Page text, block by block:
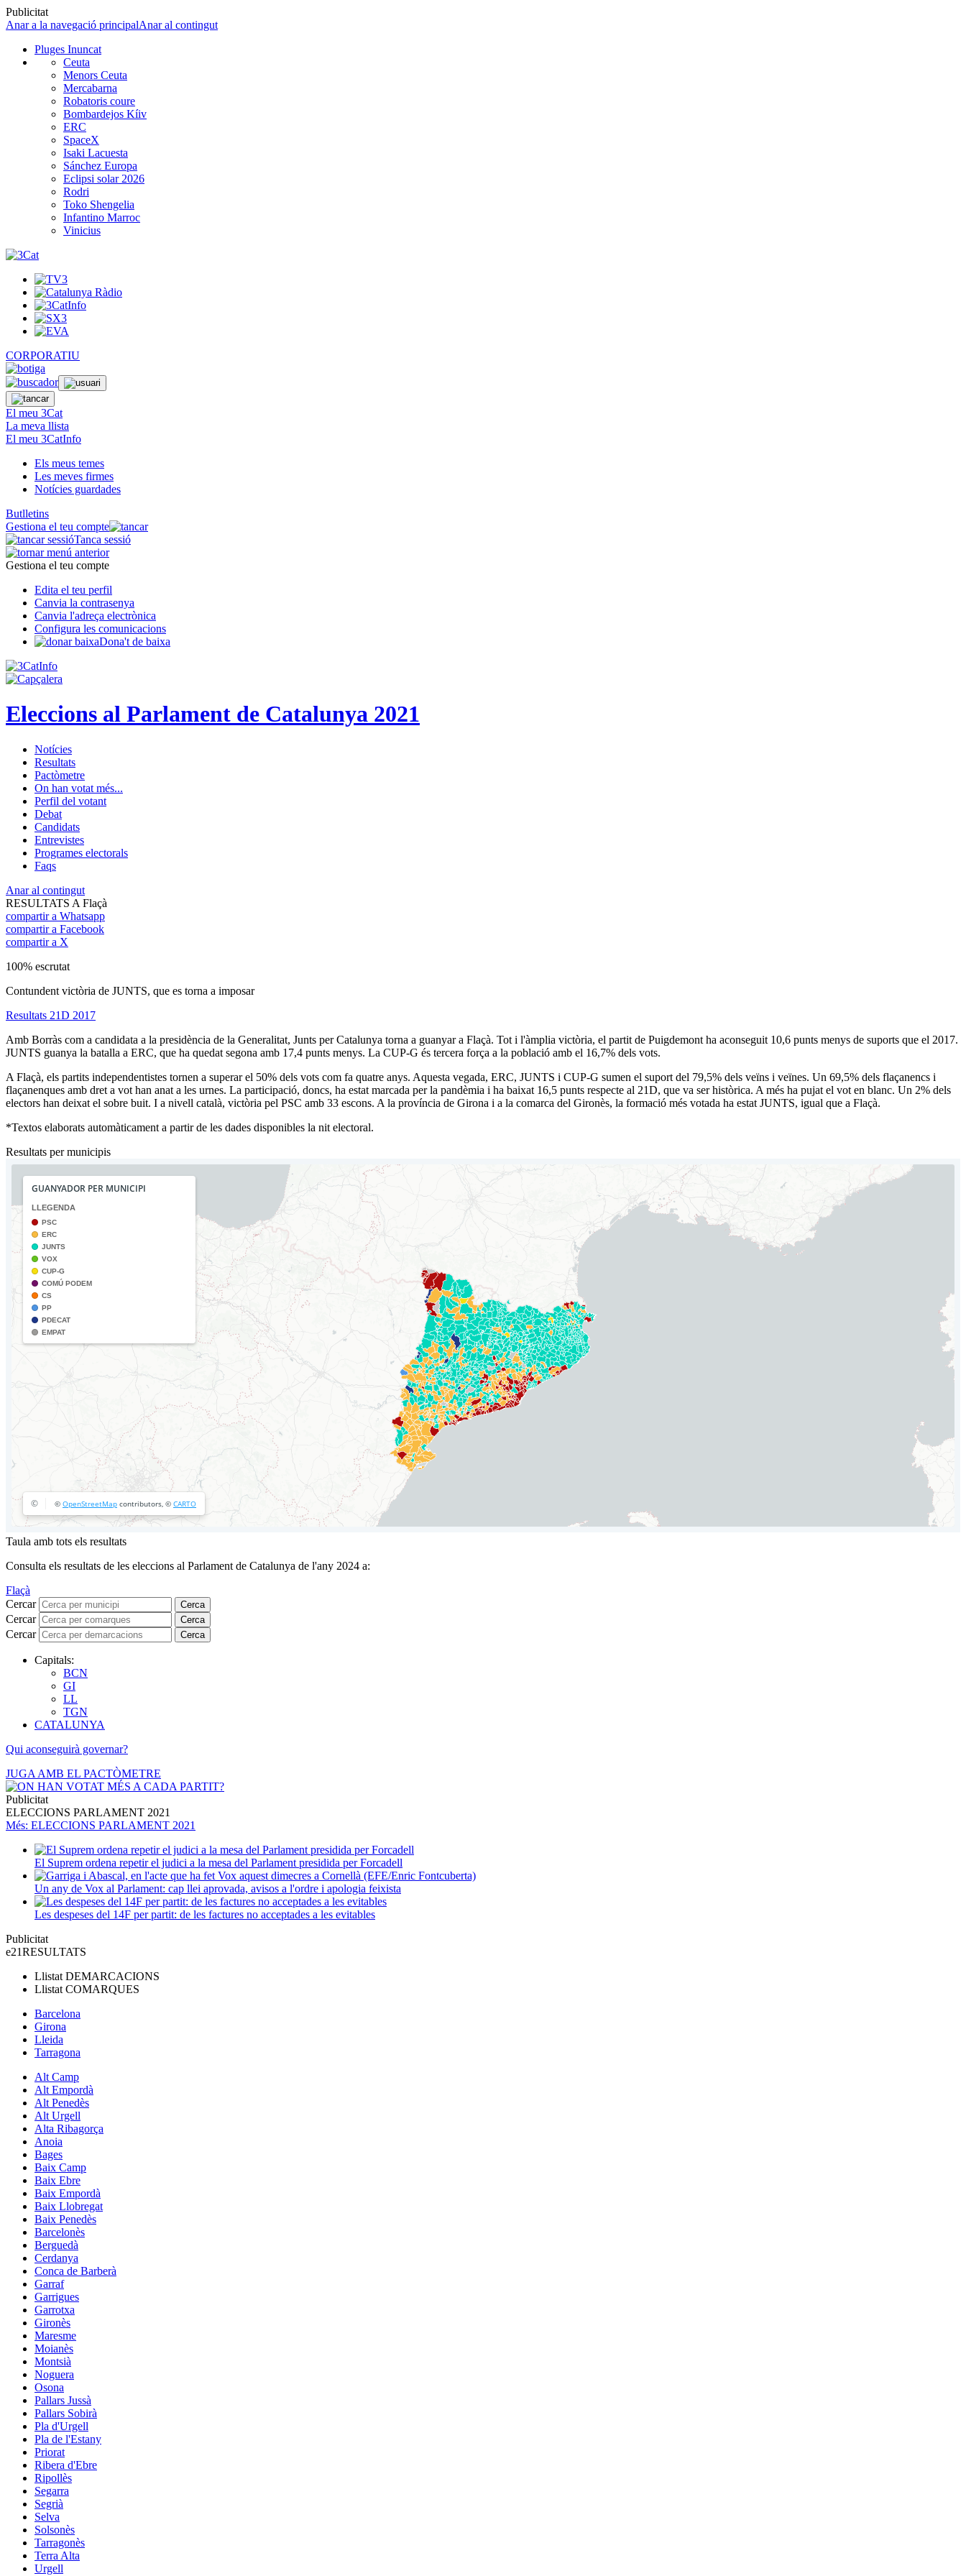
Publicitat
Anar a la navegació principalAnar al contingut
Pluges Inuncat
Ceuta
Menors Ceuta
Mercabarna
Robatoris coure
Bombardejos Kíiv
ERC
SpaceX
Isaki Lacuesta
Sánchez Europa
Eclipsi solar 2026
Rodri
Toko Shengelia
Infantino Marroc
Vinicius
CORPORATIU
El meu 3Cat
La meva llista
El meu 3CatInfo
Els meus temes
Les meves firmes
Notícies guardades
Butlletins
Gestiona el teu compte
Tanca sessió
Gestiona el teu compte
Edita el teu perfil
Canvia la contrasenya
Canvia l'adreça electrònica
Configura les comunicacions
Dona't de baixa
Eleccions al Parlament de Catalunya 2021
Notícies
Resultats
Pactòmetre
On han votat més...
Perfil del votant
Debat
Candidats
Entrevistes
Programes electorals
Faqs
Anar al contingut
RESULTATS A Flaçà
compartir a Whatsapp
compartir a Facebook
compartir a X
100% escrutat
Contundent victòria de JUNTS, que es torna a imposar
Resultats 21D 2017
Amb Borràs com a candidata a la presidència de la Generalitat, Junts per Catalunya torna a guanyar a Flaçà. Tot i l'àmplia victòria, el partit de Puigdemont ha aconseguit 10,6 punts menys de suports que el 2017.
JUNTS guanya la batalla a ERC, que ha quedat segona amb 17,4 punts menys. La CUP-G és tercera força a la població amb el 16,7% dels vots.
A Flaçà, els partits independentistes tornen a superar el 50% dels vots com fa quatre anys. Aquesta vegada, ERC, JUNTS i CUP-G sumen el suport del 79,5% dels veïns i veïnes. Un 69,5% dels flaçanencs i
flaçanenques amb dret a vot han anat a les urnes. La participació, doncs, ha estat marcada per la pandèmia i ha baixat 16,5 punts respecte al 21D, que va ser històrica. A més ha pujat el vot en blanc. Un 2% dels
electors han deixat el sobre buit. I a nivell català, victòria pel PSC amb 33 escons. A la província de Girona i a la comarca del Gironès, la formació més votada ha estat JUNTS, igual que a Flaçà.
*Textos elaborats automàticament a partir de les dades disponibles la nit electoral.
Resultats per municipis
Taula amb tots els resultats
Consulta els resultats de les eleccions al Parlament de Catalunya de l'any 2024 a:
Flaçà
Cercar
Cerca
Cercar Cerca
Cercar Cerca
Capitals:
BCN
GI
LL
TGN
CATALUNYA
Qui aconseguirà governar?
JUGA AMB EL PACTÒMETRE
Publicitat
ELECCIONS PARLAMENT 2021
Més: ELECCIONS PARLAMENT 2021
El Suprem ordena repetir el judici a la mesa del Parlament presidida per Forcadell
Un any de Vox al Parlament: cap llei aprovada, avisos a l'ordre i apologia feixista
Les despeses del 14F per partit: de les factures no acceptades a les evitables
Publicitat
e21RESULTATS
Llistat DEMARCACIONS
Llistat COMARQUES
Barcelona
Girona
Lleida
Tarragona
Alt Camp
Alt Empordà
Alt Penedès
Alt Urgell
Alta Ribagorça
Anoia
Bages
Baix Camp
Baix Ebre
Baix Empordà
Baix Llobregat
Baix Penedès
Barcelonès
Berguedà
Cerdanya
Conca de Barberà
Garraf
Garrigues
Garrotxa
Gironès
Maresme
Moianès
Montsià
Noguera
Osona
Pallars Jussà
Pallars Sobirà
Pla d'Urgell
Pla de l'Estany
Priorat
Ribera d'Ebre
Ripollès
Segarra
Segrià
Selva
Solsonès
Tarragonès
Terra Alta
Urgell